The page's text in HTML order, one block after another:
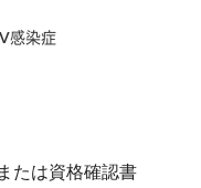
感染症
たは資格確認書